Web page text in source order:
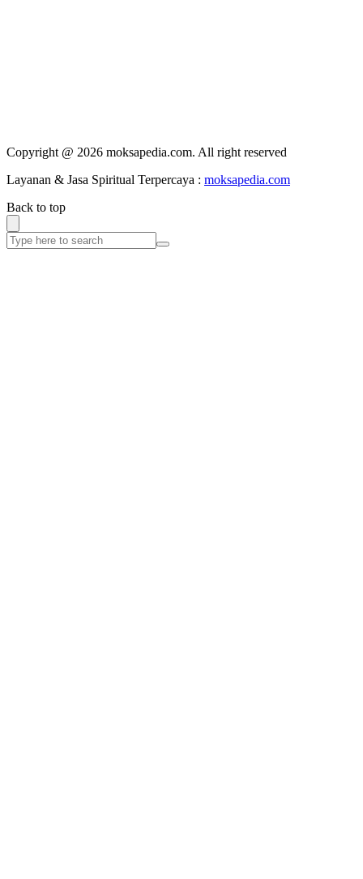
Copyright @ 2026 moksapedia.com. All right reserved
Layanan & Jasa Spiritual Terpercaya : moksapedia.com
Back to top